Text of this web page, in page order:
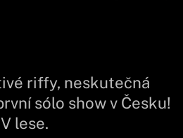
riffy, neskutečná
sólo show v Česku!
lese.